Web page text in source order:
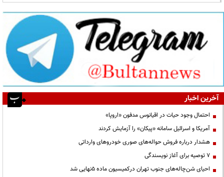
آخرین اخبار
احتمال وجود حیات در اقیانوس مدفون «اروپا»
آمریکا و اسرائیل سامانه «پیکان» را آزمایش کردند
هشدار درباره فروش حواله‌های صوری خودروهای وارداتی
۷ توصیه برای آغاز نویسندگی
احیای شن‌چاله‌های جنوب تهران درکمیسیون ماده ۵نهایی شد